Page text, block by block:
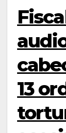
13